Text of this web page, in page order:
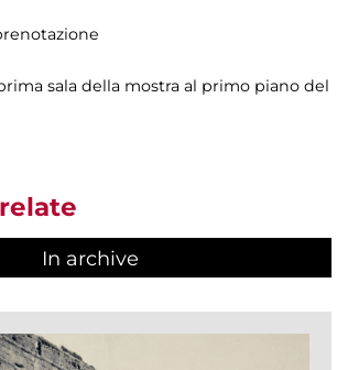
sala della mostra al primo piano del
In archive